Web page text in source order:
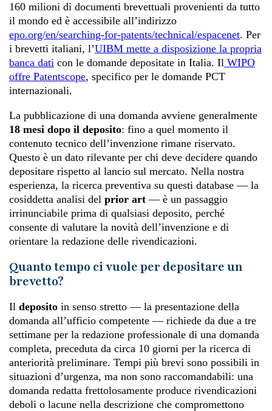
160 milioni di documenti brevettuali provenienti da tutto
il mondo ed è accessibile all’indirizzo
epo.org/en/searching-for-patents/technical/espacenet. Per
i brevetti italiani, l’UIBM mette a disposizione la propria
banca dati con le domande depositate in Italia. Il WIPO
offre Patentscope, specifico per le domande PCT
internazionali.
La pubblicazione di una domanda avviene generalmente
18 mesi dopo il deposito: fino a quel momento il
contenuto tecnico dell’invenzione rimane riservato.
Questo è un dato rilevante per chi deve decidere quando
depositare rispetto al lancio sul mercato. Nella nostra
esperienza, la ricerca preventiva su questi database — la
cosiddetta analisi del prior art — è un passaggio
irrinunciabile prima di qualsiasi deposito, perché
consente di valutare la novità dell’invenzione e di
orientare la redazione delle rivendicazioni.
Quanto tempo ci vuole per depositare un
brevetto?
Il deposito in senso stretto — la presentazione della
domanda all’ufficio competente — richiede da due a tre
settimane per la redazione professionale di una domanda
completa, preceduta da circa 10 giorni per la ricerca di
anteriorità preliminare. Tempi più brevi sono possibili in
situazioni d’urgenza, ma non sono raccomandabili: una
domanda redatta frettolosamente produce rivendicazioni
deboli o lacune nella descrizione che compromettono